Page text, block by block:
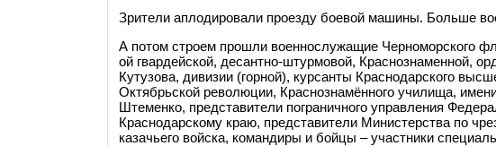
Зрители аплодировали проезду боевой машины. Больше
А потом строем прошли военнослужащие Черноморского
ой гвардейской, десантно-штурмовой, Краснознаменной,
Кутузова, дивизии (горной), курсанты Краснодарского
Октябрьской революции, Краснознамённого училища,
Штеменко, представители пограничного управления
Краснодарскому краю, представители Министерства по
казачьего войска, командиры и бойцы – участники